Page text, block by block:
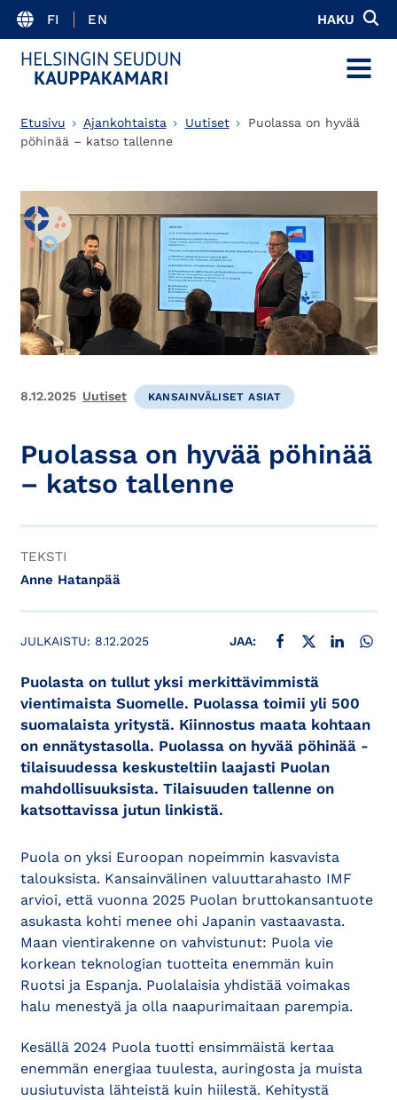
FI EN HAKU
MENU
Etusivu Ajankohtaista Uutiset
Puolassa on hyvää
pöhinää – katso tallenne
8.12.2025 Uutiset KANSAINVÄLISET ASIAT
Puolassa on hyvää pöhinää
– katso tallenne
TEKSTI
Anne Hatanpää
JULKAISTU: 8.12.2025 JAA: JAA FACEBOOKISSA
JAA X:SSÄ JAA
Puolasta on tullut yksi merkittävimmistä
vientimaista Suomelle. Puolassa toimii yli 500
suomalaista yritystä. Kiinnostus maata kohtaan
on ennätystasolla. Puolassa on hyvää pöhinää -
tilaisuudessa keskusteltiin laajasti Puolan
mahdollisuuksista. Tilaisuuden tallenne on
katsottavissa jutun linkistä.
Puola on yksi Euroopan nopeimmin kasvavista
talouksista. Kansainvälinen valuuttarahasto IMF
arvioi, että vuonna 2025 Puolan bruttokansantuote
asukasta kohti menee ohi Japanin vastaavasta.
Maan vientirakenne on vahvistunut: Puola vie
korkean teknologian tuotteita enemmän kuin
Ruotsi ja Espanja. Puolalaisia yhdistää voimakas
halu menestyä ja olla naapurimaitaan parempia.
Kesällä 2024 Puola tuotti ensimmäistä kertaa
enemmän energiaa tuulesta, auringosta ja muista
uusiutuvista lähteistä kuin hiilestä. Kehitystä